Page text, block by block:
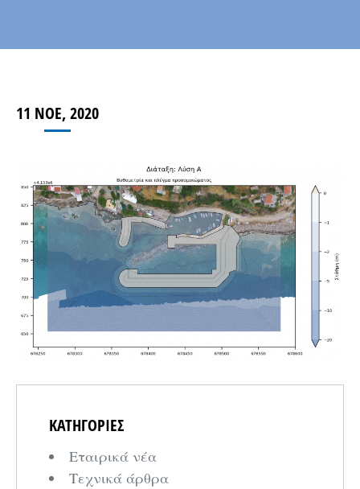
11 ΝΟΈ, 2020
ΚΑΤΗΓΟΡΙΕΣ
Εταιρικά νέα
Τεχνικά άρθρα